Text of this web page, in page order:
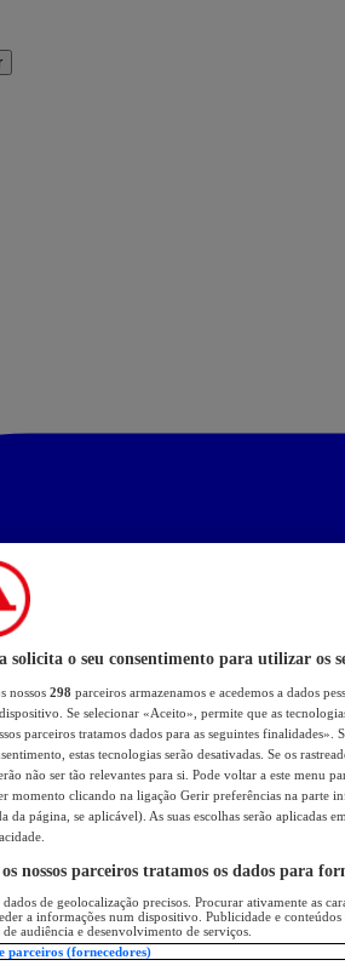
solicita o seu consentimento para utilizar os
nossos 298 parceiros armazenamos e acedemos a dados
Se selecionar «Aceito», permite que as
parceiros tratamos dados para as seguintes
estas tecnologias serão desativadas. Se os
não ser tão relevantes para si. Pode voltar a este menu
momento clicando na ligação Gerir preferências na parte
da página, se aplicável). As suas escolhas serão aplicadas
os nossos parceiros tratamos os dados para
de geolocalização precisos. Procurar ativamente as
a informações num dispositivo. Publicidade e
de audiência e desenvolvimento de serviços.
parceiros (fornecedores)